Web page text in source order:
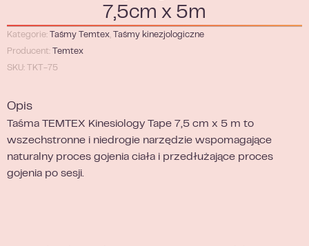
7,5cm x 5m
Kategorie: Taśmy Temtex,
Taśmy kinezjologiczne
Producent:
Temtex
SKU: TKT-75
Opis
Taśma TEMTEX Kinesiology Tape 7,5 cm x 5 m to
wszechstronne i niedrogie narzędzie wspomagające
naturalny proces gojenia ciała i przedłużające proces
gojenia po sesji.